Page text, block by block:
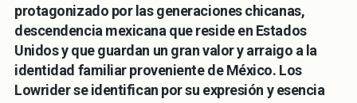
protagonizado por las generaciones chicanas,
descendencia mexicana que reside en Estados
Unidos y que guardan un gran valor y arraigo a la
identidad familiar proveniente de México. Los
Lowrider se identifican por su expresión y esencia